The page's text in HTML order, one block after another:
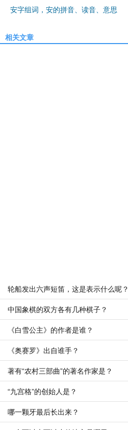
安字组词，安的拼音、读音、意思
相关文章
轮船发出六声短笛，这是表示什么呢？
中国象棋的双方各有几种棋子？
《白雪公主》的作者是谁？
《奥赛罗》出自谁手？
著有“农村三部曲”的著名作家是？
“九宫格”的创始人是？
哪一颗牙最后长出来？